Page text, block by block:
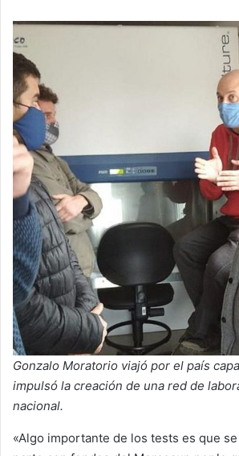
Gonzalo Moratorio viajó por el país
impulsó la creación de una red de
nacional.
«Algo importante de los tests es que